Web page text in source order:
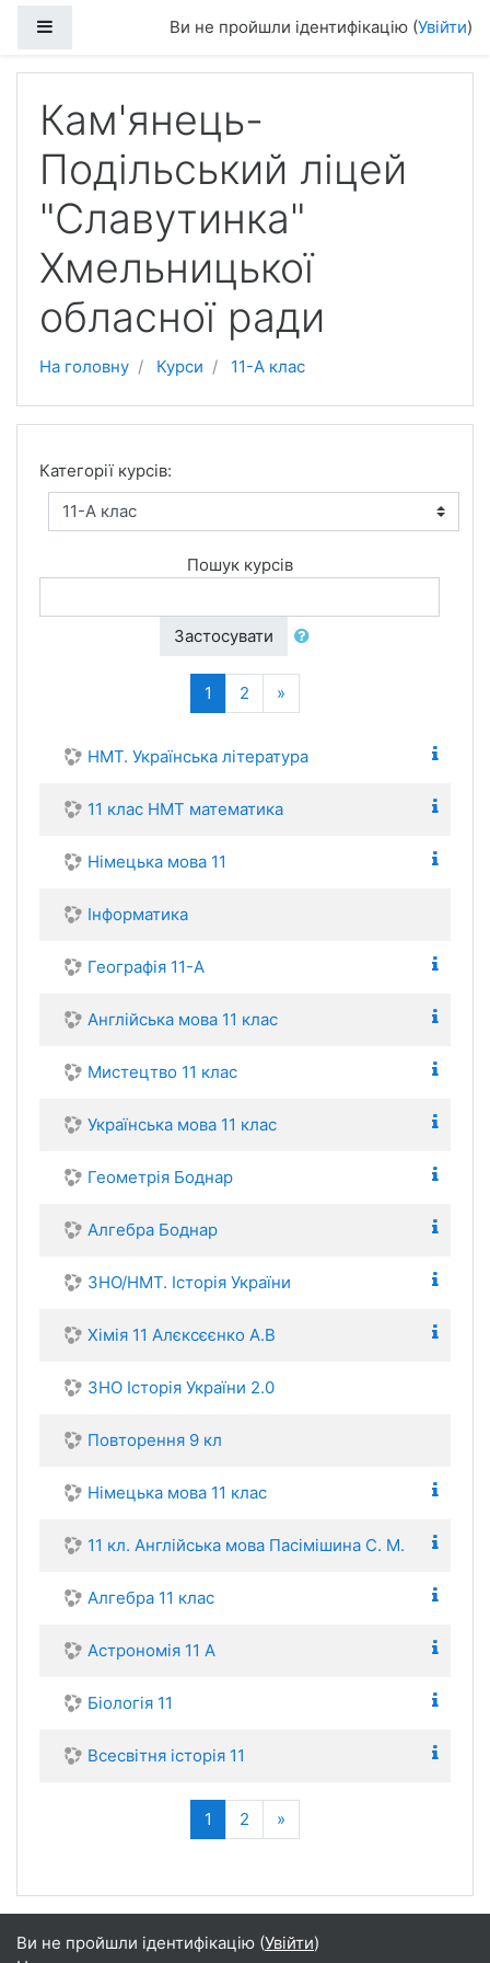
Ви не пройшли ідентифікацію (Увійти)
Кам'янець-
Подільський ліцей
"Славутинка"
Хмельницької
обласної ради
На головну Курси 11-А клас
Категорії курсів:
Пошук курсів
Застосувати
1 (поточний)
2 »
НМТ. Українська література
11 клас НМТ математика
Німецька мова 11
Інформатика
Географія 11-А
Англійська мова 11 клас
Мистецтво 11 клас
Українська мова 11 клас
Геометрія Боднар
Алгебра Боднар
ЗНО/НМТ. Історія України
Хімія 11 Алєксєєнко А.В
ЗНО Історія України 2.0
Повторення 9 кл
Німецька мова 11 клас
11 кл. Англійська мова Пасімішина С. М.
Алгебра 11 клас
Астрономія 11 А
Біологія 11
Всесвітня історія 11
1 (поточний)
2 »
Ви не пройшли ідентифікацію (Увійти)